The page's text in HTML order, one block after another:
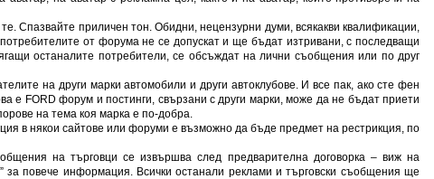
Спазвайте приличен тон. Обидни, нецензурни думи, всякакви квалификации,
от форума не се допускат и ще бъдат изтривани, с последващи
останалите потребители, се обсъждат на лични съобщения или по друг
на други марки автомобили и други автоклубове. И все пак, ако сте фен
е FORD форум и постинги, свързани с други марки, може да не бъдат приети
на тема коя марка е по-добра.
в някои сайтове или форуми е възможно да бъде предмет на рестрикция, по
на търговци се извършва след предварителна договорка – виж на
за повече информация. Всички останали реклами и търговски съобщения ще